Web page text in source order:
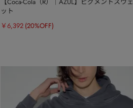
ット
￥6,392 (20%OFF)